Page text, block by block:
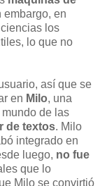
embargo, en
los
lo que no
así que se
en Milo, una
de las
de textos. Milo
integrado en
luego, no fue
que lo
Milo se convirtió